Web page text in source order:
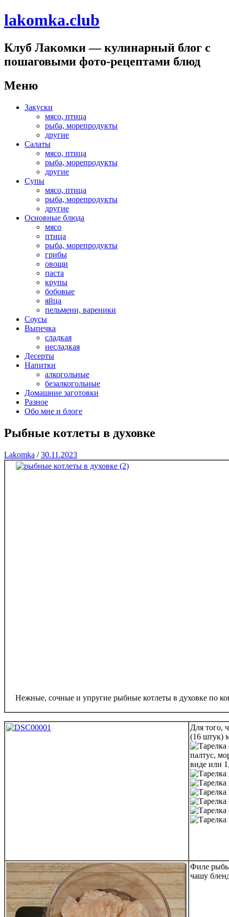
lakomka.club
Клуб Лакомки — кулинарный блог с
пошаговыми фото-рецептами блюд
Меню
Перейти
содержимому
Закуски
мясо, птица
рыба, морепродукты
другие
Салаты
мясо, птица
рыба, морепродукты
другие
Супы
мясо, птица
рыба, морепродукты
другие
Основные блюда
мясо
птица
рыба, морепродукты
грибы
овощи
паста
крупы
бобовые
яйца
пельмени, вареники
Соусы
Выпечка
сладкая
несладкая
Десерты
Напитки
алкогольные
безалкогольные
Домашние заготовки
Разное
Обо мне и блоге
Рыбные котлеты в духовке
Lakomka /30.11.2023
Нежные, сочные и упругие рыбные котлеты в духовке по
Для того,
(16 штук)
палтус,
виде или
Филе рыбы
чашу